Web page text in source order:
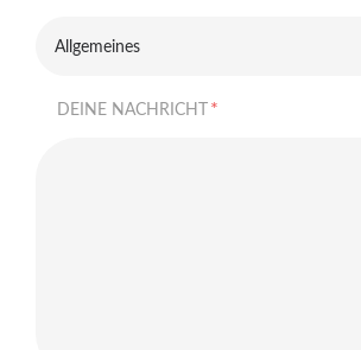
Allgemeines
DEINE NACHRICHT *